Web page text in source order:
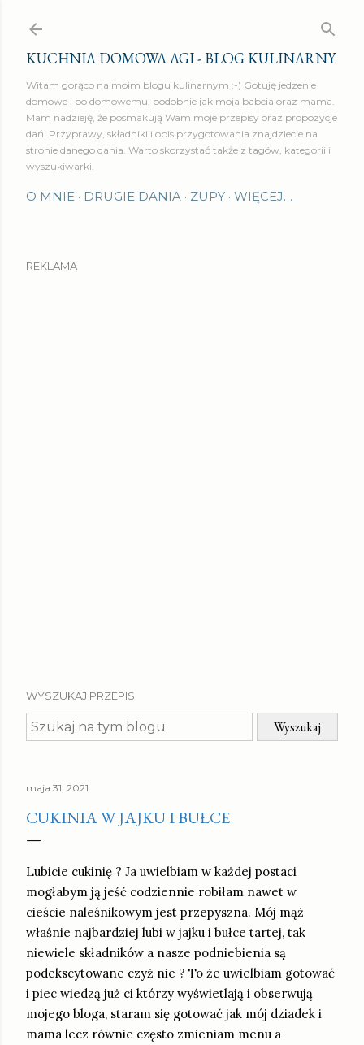
KUCHNIA DOMOWA AGI - BLOG KULINARNY
Witam gorąco na moim blogu kulinarnym :-) Gotuję jedzenie
domowe i po domowemu, podobnie jak moja babcia oraz mama.
Mam nadzieję, że posmakują Wam moje przepisy oraz propozycje
dań. Przyprawy, składniki i opis przygotowania znajdziecie na
stronie danego dania. Warto skorzystać także z tagów, kategorii i
wyszukiwarki.
O MNIE DRUGIE DANIA ZUPY WIĘCEJ…
REKLAMA
WYSZUKAJ PRZEPIS
maja 31, 2021
CUKINIA W JAJKU I BUŁCE
Lubicie cukinię ? Ja uwielbiam w każdej postaci
mogłabym ją jeść codziennie robiłam nawet w
cieście naleśnikowym jest przepyszna. Mój mąż
właśnie najbardziej lubi w jajku i bułce tartej, tak
niewiele składników a nasze podniebienia są
podekscytowane czyż nie ? To że uwielbiam gotować
i piec wiedzą już ci którzy wyświetlają i obserwują
mojego bloga, staram się gotować jak mój dziadek i
mama lecz równie często zmieniam menu a